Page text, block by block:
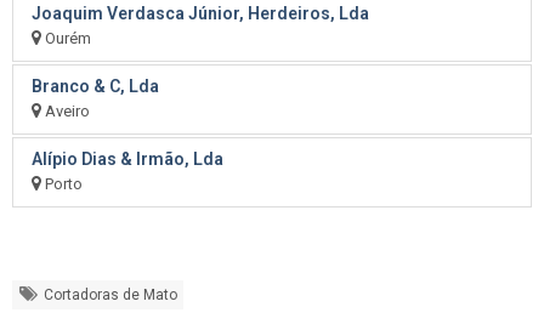
Joaquim Verdasca Júnior, Herdeiros, Lda
Ourém
Branco & C, Lda
Aveiro
Alípio Dias & Irmão, Lda
Porto
Cortadoras de Mato